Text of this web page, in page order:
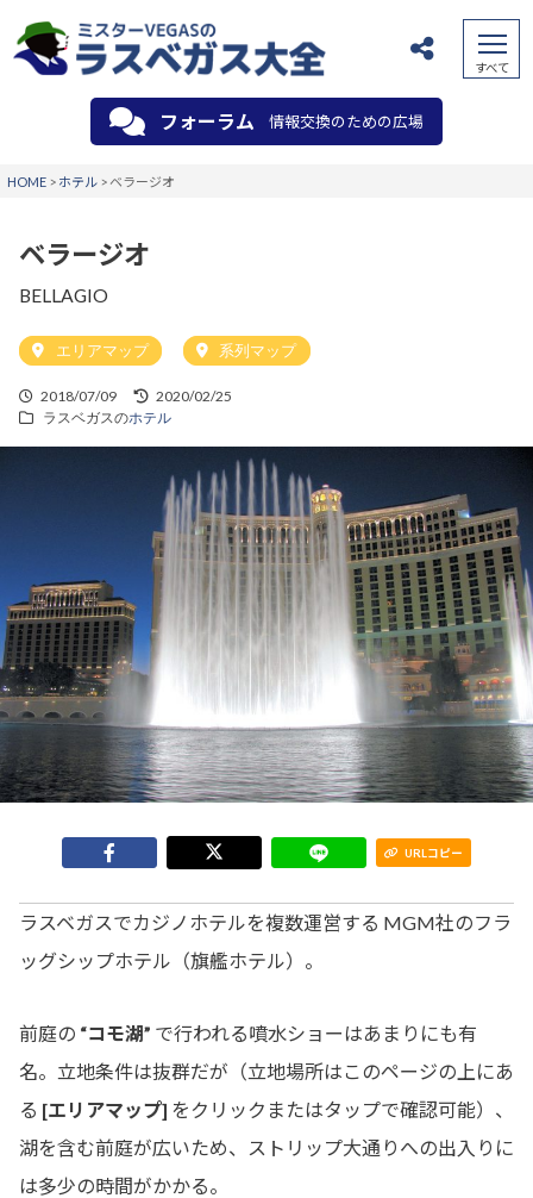
フォーラム 情報交換のための広場
HOME> ホテル> ベラージオ
ベラージオ
BELLAGIO
エリアマップ 系列マップ
2018/07/09
2020/02/25
ラスベガスのホテル
URLコピー
ラスベガスでカジノホテルを複数運営する MGM社のフラ
ッグシップホテル（旗艦ホテル）。
前庭の “コモ湖” で行われる噴水ショーはあまりにも有
名。立地条件は抜群だが（立地場所はこのページの上にあ
る [エリアマップ] をクリックまたはタップで確認可能）、
湖を含む前庭が広いため、ストリップ大通りへの出入りに
は多少の時間がかかる。